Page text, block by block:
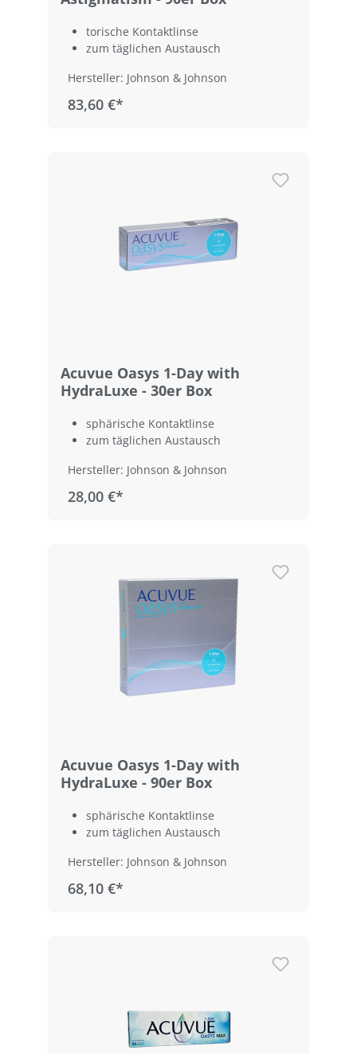
torische Kontaktlinse
zum täglichen Austausch
Hersteller: Johnson & Johnson
83,60 €*
Acuvue Oasys 1-Day with
HydraLuxe - 30er Box
sphärische Kontaktlinse
zum täglichen Austausch
Hersteller: Johnson & Johnson
28,00 €*
Acuvue Oasys 1-Day with
HydraLuxe - 90er Box
sphärische Kontaktlinse
zum täglichen Austausch
Hersteller: Johnson & Johnson
68,10 €*